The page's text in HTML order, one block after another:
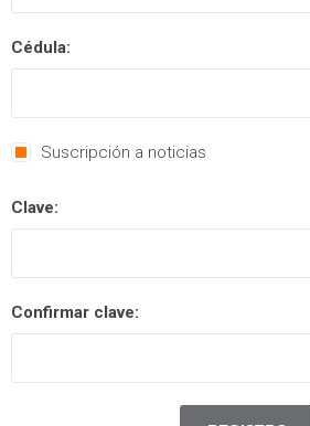
Cédula:
Suscripción a noticias
Clave:
Confirmar clave: